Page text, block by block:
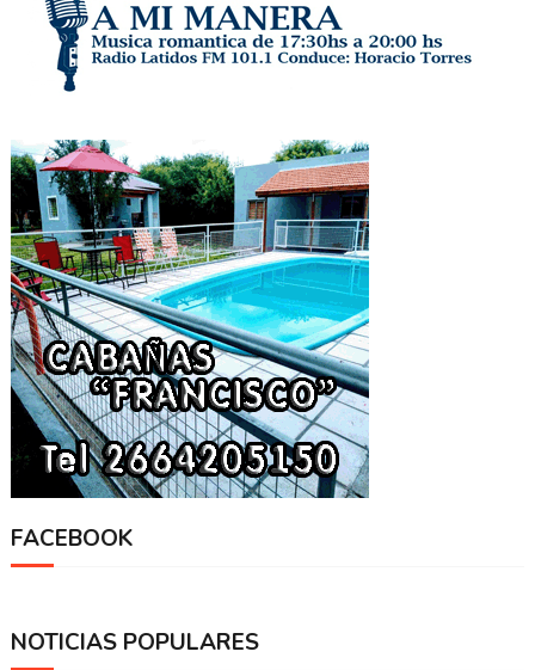
FACEBOOK
NOTICIAS POPULARES